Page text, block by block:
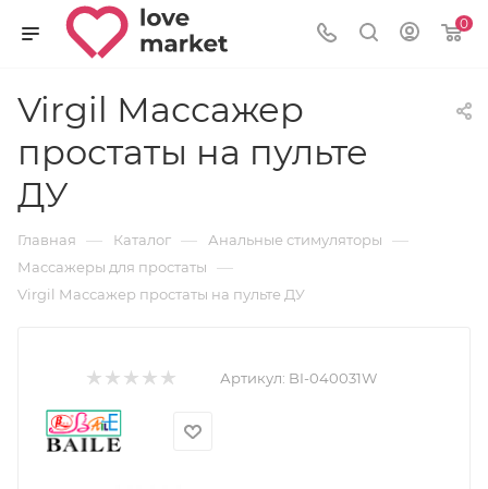
0
Virgil Массажер
простаты на пульте
ДУ
Главная — Каталог — Анальные стимуляторы —
Массажеры для простаты —
Virgil Массажер простаты на пульте ДУ
Артикул: BI-040031W